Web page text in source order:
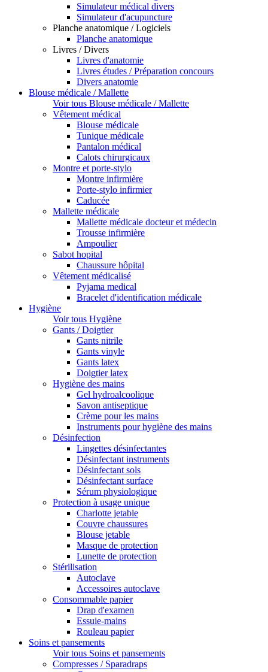
Simulateur médical divers
Simulateur d'acupuncture
Planche anatomique / Logiciels
Planche anatomique
Livres / Divers
Livres d'anatomie
Livres études / Préparation concours
Divers anatomie
Blouse médicale / Mallette
Voir tous Blouse médicale / Mallette
Vêtement médical
Blouse médicale
Tunique médicale
Pantalon médical
Calots chirurgicaux
Montre et porte-stylo
Montre infirmière
Porte-stylo infirmier
Caducée
Mallette médicale
Mallette médicale docteur et médecin
Trousse infirmière
Ampoulier
Sabot hopital
Chaussure hôpital
Vêtement médicalisé
Pyjama medical
Bracelet d'identification médicale
Hygiène
Voir tous Hygiène
Gants / Doigtier
Gants nitrile
Gants vinyle
Gants latex
Doigtier latex
Hygiène des mains
Gel hydroalcoolique
Savon antiseptique
Crème pour les mains
Instruments pour hygiène des mains
Désinfection
Lingettes désinfectantes
Désinfectant instruments
Désinfectant sols
Désinfectant surface
Sérum physiologique
Protection à usage unique
Charlotte jetable
Couvre chaussures
Blouse jetable
Masque de protection
Lunette de protection
Stérilisation
Autoclave
Accessoires autoclave
Consommable papier
Drap d'examen
Essuie-mains
Rouleau papier
Soins et pansements
Voir tous Soins et pansements
Compresses / Sparadraps